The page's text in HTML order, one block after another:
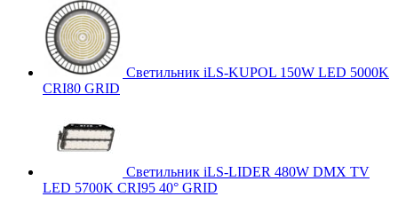
Светильник iLS-KUPOL 150W LED 5000K
CRI80 GRID
Светильник iLS-LIDER 480W DMX TV
LED 5700K CRI95 40° GRID